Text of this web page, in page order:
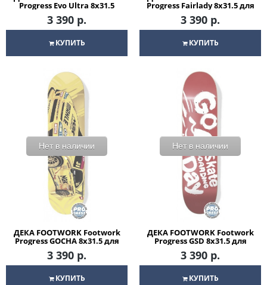
Progress Evo Ultra 8x31.5
для скейтборда
3 390 р.
КУПИТЬ
Progress Fairlady 8x31.5 для
скейтборда
3 390 р.
КУПИТЬ
Нет в наличии
ДЕКА FOOTWORK Footwork
Progress GOCHA 8x31.5 для
скейтборда
3 390 р.
КУПИТЬ
Нет в наличии
ДЕКА FOOTWORK Footwork
Progress GSD 8x31.5 для
скейтборда
3 390 р.
КУПИТЬ